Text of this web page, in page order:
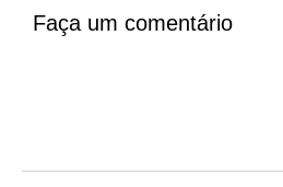
Faça um comentário